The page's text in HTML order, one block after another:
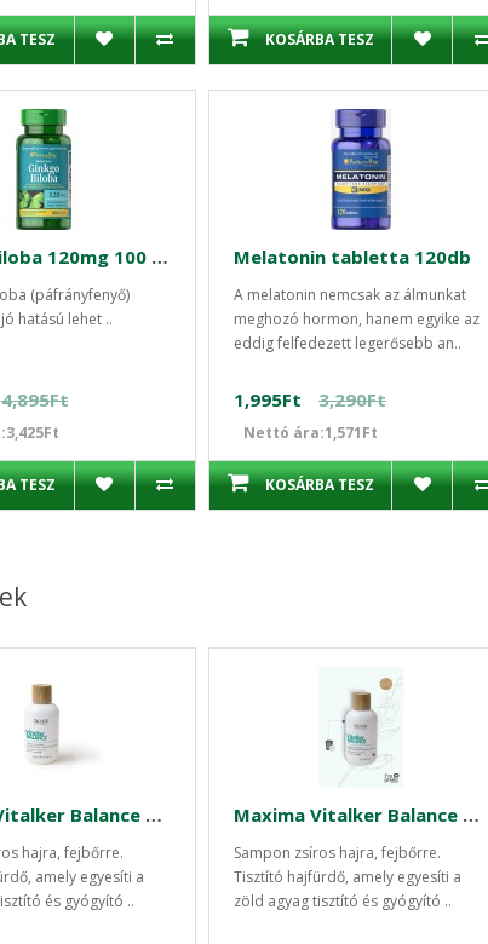
TESZ KOSÁRBA TESZ
Ginkgo Biloba 120mg 100 db standarzidált kapszula
(páfrányfenyő)
hatású lehet ..
4,895Ft
TESZ
Melatonin tabletta 120db
A melatonin nemcsak az álmunkat
meghozó hormon, hanem egyike az
eddig felfedezett legerősebb an..
1,995Ft 3,290Ft
Nettó ára:1,571Ft
KOSÁRBA TESZ
Maxima Vitalker Balance sampon zsíros hajra fejbőrre 250ml
hajra, fejbőrre.
amely egyesíti a
és gyógyító ..
Maxima Vitalker Balance sampon zsíros hajra fejbőrre 1000ml
Sampon zsíros hajra, fejbőrre.
Tisztító hajfürdő, amely egyesíti a
zöld agyag tisztító és gyógyító ..